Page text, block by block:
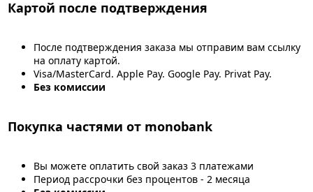
Картой после подтверждения
После подтверждения заказа мы отправим вам ссылку
на оплату картой.
Visa/MasterCard. Apple Pay. Google Pay. Privat Pay.
Без комиссии
Покупка частями от monobank
Вы можете оплатить свой заказ 3 платежами
Период рассрочки без процентов - 2 месяца